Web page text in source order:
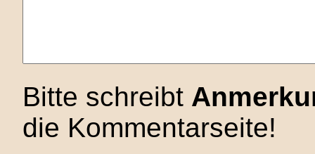
Bitte schreibt
die Kommentarseite!